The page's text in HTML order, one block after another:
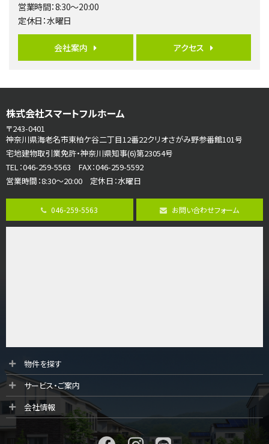
バ15分・歩1分
リビングダイニング部分の床暖房完備 車並列2台駐…
3,680万円
ご家族が集まるLDKは１７．５帖とゆとりある広さ…
第8位
古淵駅
バ12分・歩4分
並列２台駐車可。１階はリビングと水まわりをまとめ…
桜ヶ丘駅
LDK約20帖とゆとりある広さ！WIC、SICの…
営業時間：8:30～20:00
定休日：水曜日
会社案内 アクセス
株式会社スマートフルホーム
〒243-0401
神奈川県海老名市東柏ケ谷二丁目12番22クリオさがみ野参番館101号
宅地建物取引業免許・神奈川県知事(6)第23054号
TEL：046-259-5563 FAX：046-259-5592
営業時間：8:30～20:00 定休日：水曜日
046-259-5563 お問い合わせフォーム
物件を探す
サービス・ご案内
会社情報